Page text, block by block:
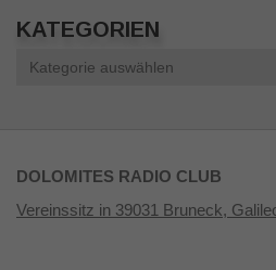
KATEGORIEN
DOLOMITES RADIO CLUB
Vereinssitz in 39031 Bruneck,